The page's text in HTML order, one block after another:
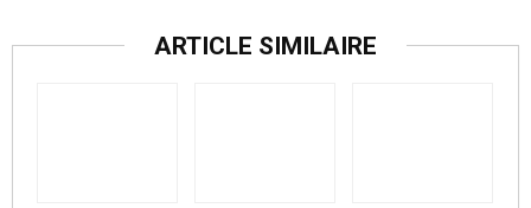
ARTICLE SIMILAIRE